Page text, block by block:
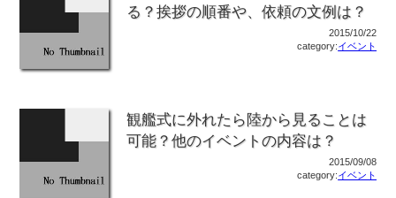
る？挨拶の順番や、依頼の文例は？
2015/10/22
category:イベント
観艦式に外れたら陸から見ることは
可能？他のイベントの内容は？
2015/09/08
category:イベント